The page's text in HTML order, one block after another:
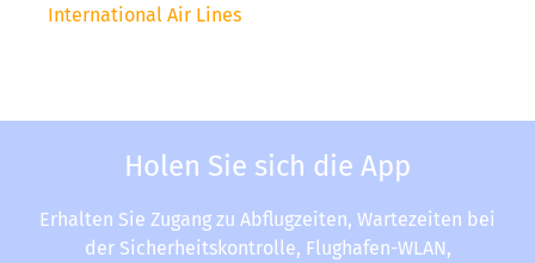
International Air Lines
Holen Sie sich die App
Erhalten Sie Zugang zu Abflugzeiten, Wartezeiten bei
der Sicherheitskontrolle, Flughafen-WLAN,